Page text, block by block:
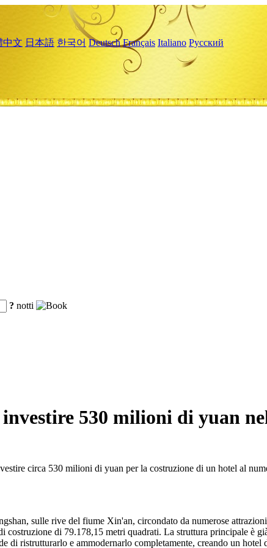
中文 日本語 한국어 Deutsch Français Italiano Русский
? notti
530 milioni di yuan
circa 530 milioni di yuan per la costruzione di un hotel al
sulle rive del fiume Xin'an, circondato da numerose
di 79.178,15 metri quadrati. La struttura principale è
di ristrutturarlo e ammodernarlo completamente, creando un